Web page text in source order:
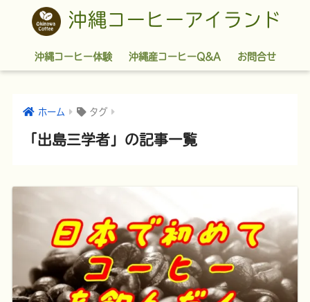
沖縄コーヒーアイランド
沖縄コーヒー体験 沖縄産コーヒーQ&A お問合せ
ホーム タグ
「出島三学者」の記事一覧